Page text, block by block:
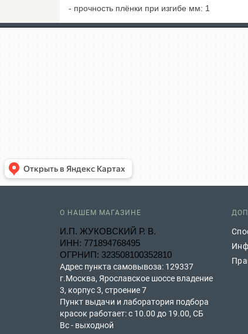
- прочность плёнки при изгибе мм: 1
О НАШЕМ МАГАЗИНЕ
И.П. ЖУКОВСКИЙ Р. В.
ИНН: 771894768495
ОГРНИП: 323508100352810
Адрес пункта самовывоза: 129337
г.Москва, Ярославское шоссе владение
3, корпус 3, строение 7
Пункт выдачи и лаборатория подбора
красок работает: с 10.00 до 19.00, СБ
Вс - выходной